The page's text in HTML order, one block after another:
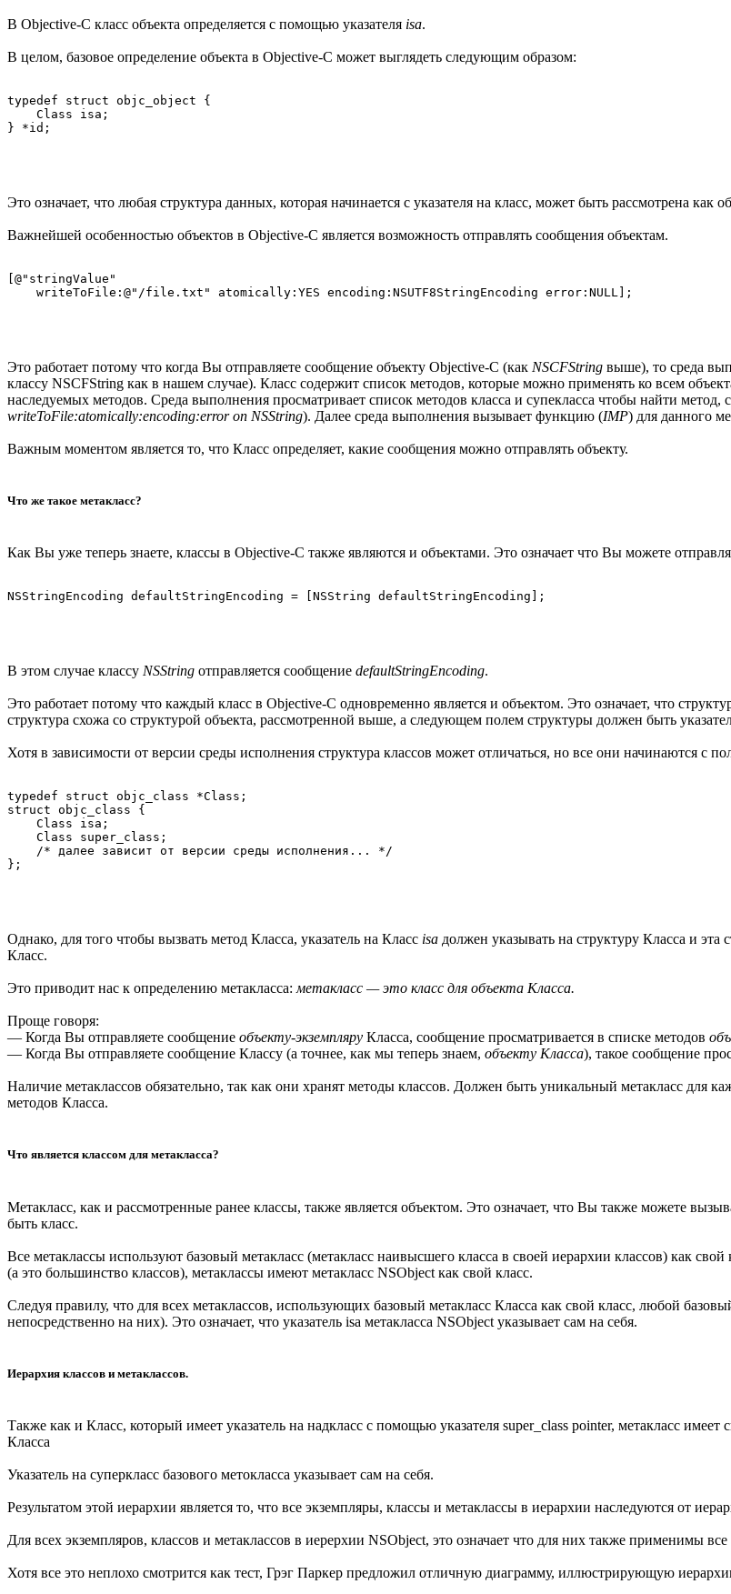
В Objective-C класс объекта определяется с помощью указателя isa.
В целом, базовое определение объекта в Objective-C может выглядеть следующим образом:
typedef struct objc_object {
    Class isa;
Это означает, что любая структура данных, которая начинается с указателя на класс, может быть рассмотрена как
Важнейшей особенностью объектов в Objective-C является возможность отправлять сообщения объектам.
[@"stringValue"
Это работает потому что когда Вы отправляете сообщение объекту Objective-C (как NSCFString выше), то среда
классу NSCFString как в нашем случае). Класс содержит список методов, которые можно применять ко всем
наследуемых методов. Среда выполнения просматривает список методов класса и супекласса чтобы найти
writeToFile:atomically:encoding:error on NSString). Далее среда выполнения вызывает функцию (IMP) для данного
Важным моментом является то, что Класс определяет, какие сообщения можно отправлять объекту.
Что же такое метакласс?
Как Вы уже теперь знаете, классы в Objective-C также являются и объектами. Это означает что Вы можете
В этом случае классу NSString отправляется сообщение defaultStringEncoding.
Это работает потому что каждый класс в Objective-C одновременно является и объектом. Это означает, что
структура схожа со структурой объекта, рассмотренной выше, а следующем полем структуры должен быть
Хотя в зависимости от версии среды исполнения структура классов может отличаться, но все они начинаются с
typedef struct objc_class *Class;
struct objc_class {
    Class isa;
    Class super_class;
    /* далее зависит от версии среды исполнения... */
Однако, для того чтобы вызвать метод Класса, указатель на Класс isa должен указывать на структуру Класса и
Класс.
Это приводит нас к определению метакласса: метакласс — это класс для объекта Класса.
Проще говоря:
— Когда Вы отправляете сообщение объекту-экземпляру Класса, сообщение просматривается в списке методов
— Когда Вы отправляете сообщение Классу (а точнее, как мы теперь знаем, объекту Класса), такое сообщение
Наличие метаклассов обязательно, так как они хранят методы классов. Должен быть уникальный метакласс для
методов Класса.
Что является классом для метакласса?
Метакласс, как и рассмотренные ранее классы, также является объектом. Это означает, что Вы также можете
быть класс.
Все метаклассы используют базовый метакласс (метакласс наивысшего класса в своей иерархии классов) как
(а это большинство классов), метаклассы имеют метакласс NSObject как свой класс.
Следуя правилу, что для всех метаклассов, использующих базовый метакласс Класса как свой класс, любой
непосредственно на них). Это означает, что указатель isa метакласса NSObject указывает сам на себя.
Иерархия классов и метаклассов.
Также как и Класс, который имеет указатель на надкласс с помощью указателя super_class pointer, метакласс имеет
Класса
Указатель на суперкласс базового метокласса указывает сам на себя.
Результатом этой иерархии является то, что все экземпляры, классы и метаклассы в иерархии наследуются от
Для всех экземпляров, классов и метаклассов в иерерхии NSObject, это означает что для них также применимы
Хотя все это неплохо смотрится как тест, Грэг Паркер предложил отличную диаграмму, иллюстрирующую